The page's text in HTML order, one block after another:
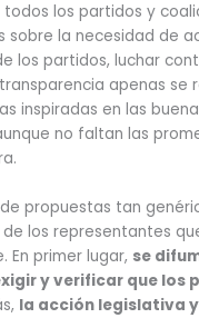
los partidos y
sobre la necesidad de
los partidos, luchar
apenas se
inspiradas en las
no faltan las
propuestas tan
los representantes
En primer lugar, se
y verificar que los
la acción legislativa